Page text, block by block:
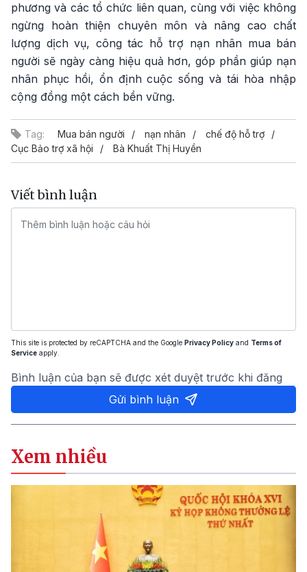
phương và các tổ chức liên quan, cùng với việc không
ngừng hoàn thiện chuyên môn và nâng cao chất
lượng dịch vụ, công tác hỗ trợ nạn nhân mua bán
người sẽ ngày càng hiệu quả hơn, góp phần giúp nạn
nhân phục hồi, ổn định cuộc sống và tái hòa nhập
cộng đồng một cách bền vững.
Tag: Mua bán người nạn nhân
chế độ hỗ trợ
Cục Bảo trợ xã hội
Bà Khuất Thị Huyền
Viết bình luận
This site is protected by reCAPTCHA and the Google Privacy Policy and Terms of
Service apply.
Bình luận của bạn sẽ được xét duyệt trước khi đăng
Gửi bình luận
Xem nhiều